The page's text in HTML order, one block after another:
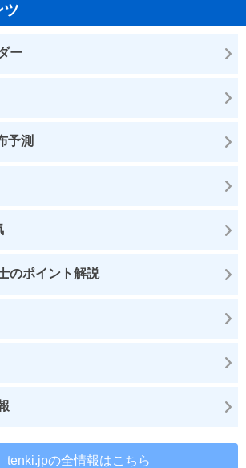
ツ
ー
予測
のポイント解説
tenki.jpの全情報はこちら